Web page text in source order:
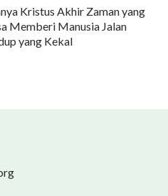
Kristus Akhir Zaman yang
Memberi Manusia Jalan
yang Kekal